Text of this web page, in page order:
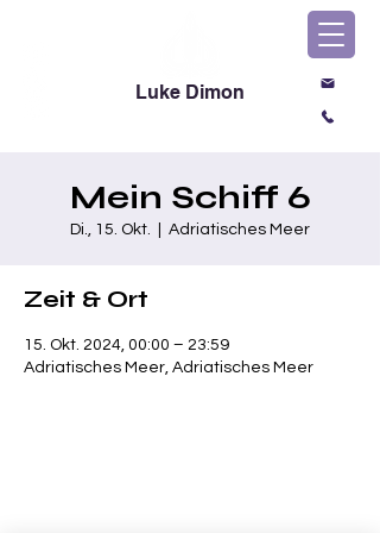
Luke Dimon
Mein Schiff 6
Di., 15. Okt. Adriatisches Meer
Zeit & Ort
15. Okt. 2024, 00:00 – 23:59
Adriatisches Meer, Adriatisches Meer